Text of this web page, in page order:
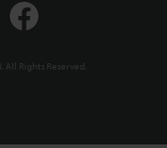
All Rights Reserved.